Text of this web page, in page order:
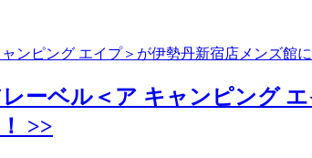
ンピング エイプ＞が伊勢丹新宿店メンズ館
ーベル＜ア キャンピング
>>